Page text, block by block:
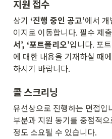
지원 접수
상기 ‘진행 중인 공고’에서
이지로 이동합니다. 필수 제
서’, ‘포트폴리오’입니다. 포
에 대한 내용을 기재하실 때
하시기 바랍니다.
콜 스크리닝
유선상으로 진행하는 면접입
부분과 지원 동기를 중점적
정도 소요될 수 있습니다.